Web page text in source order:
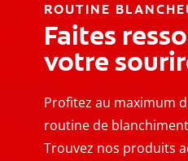
ROUTINE
Faites
votre
Profitez au maximum
routine de
Trouvez nos produits